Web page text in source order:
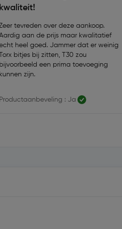
kwaliteit!
tevreden over deze aankoop.
aan de prijs maar kwalitatief
heel goed. Jammer dat er weinig
Torx bitjes bij zitten, T30 zou
bijvoorbeeld een prima toevoeging
kunnen zijn.
Productaanbeveling : Ja